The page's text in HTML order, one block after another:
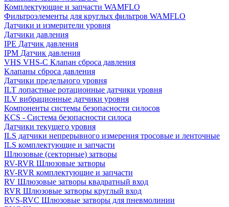
Комплектующие и запчасти WAMFLO
Фильтроэлементы для круглых фильтров WAMFLO
Датчики и измерители уровня
Датчики давления
IPE Датчик давления
IPM Датчик давления
VHS VHS-C Клапан сброса давления
Клапаны сброса давления
Датчики предельного уровня
ILT лопастные ротационные датчики уровня
ILV вибрационные датчики уровня
Компоненты системы безопасности силосов
KCS - Система безопасности силоса
Датчики текущего уровня
ILS датчики непрерывного измерения тросовые и ленточные
ILS комплектующие и запчасти
Шлюзовые (секторные) затворы
RV-RVR Шлюзовые затворы
RV-RVR комплектующие и запчасти
RV Шлюзовые затворы квадратный вход
RVR Шлюзовые затворы круглый вход
RVS-RVC Шлюзовые затворы для пневмолинии